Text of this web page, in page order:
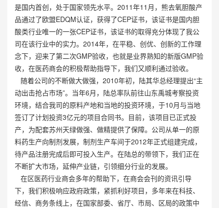
是国内首创，处于国家领先水平。2011年11月，熊去氧胆酸产
品通过了欧盟EDQM认证，获得了CEP证书，该证书是国内胆
酸类行业唯一的一张CEP证书，该证书的取得充分体现了我公
司在该行业中的实力。2014年，在平稳、创优、创新的工作理
念下，迎来了第二次GMP验收，也就是业界熟知的新版GMP验
收，在医药商会的积极帮助指导下，我们又顺利通过验收。
随着公司的不断做大做强，2010年初，陆其华总经理提出“主
动出击抢占市场”。当年6月，陆总率队前往山东禹城考察投资
环境，结合我司的原料产地和当地的投资环境，于10月与当地
签订了计划投资3亿元的项目合同书。目前，该项目已正式投
产，为配套苏州天绿做强、做精提供了保障。公司从单一的原
料药生产向制剂发展，制剂生产车间于2012年正式组建完成，
待产品注册完成后即可投入生产。在陆总的带领下，我们正在
不断扩大市场，延伸产业链，引领细分行业的发展。
在区医药行业商会多年的帮助下，在商会会刊的资讯引导
下，我们积极响应政府政策，紧抓利好项目，多年来在科技、
经信、商务条线上，在国家部委、省厅、市局、区局的政策中